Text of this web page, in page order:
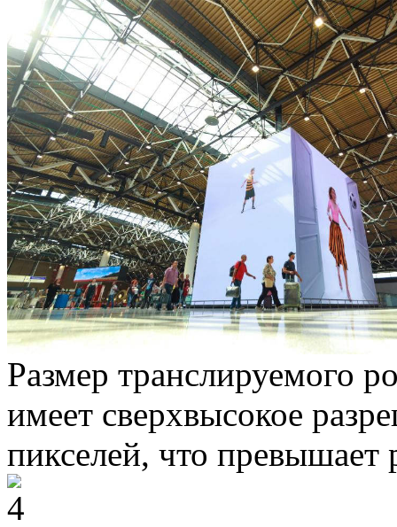
Размер транслируемого
имеет сверхвысокое
пикселей, что